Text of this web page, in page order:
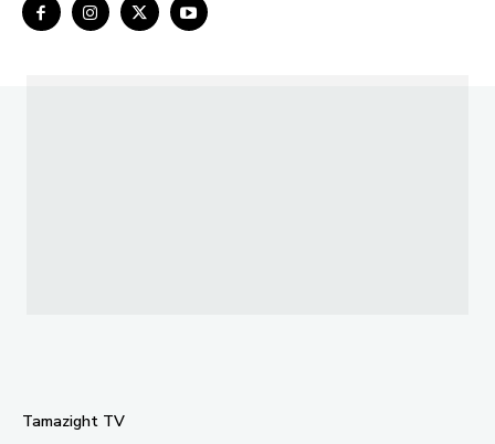
Tamazight TV